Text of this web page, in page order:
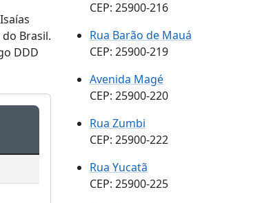
Brasil.
DDD
CEP: 25900-216
Rua Barão de Mauá
CEP: 25900-219
Avenida Magé
CEP: 25900-220
Rua Zumbi
CEP: 25900-222
Rua Yucatã
CEP: 25900-225